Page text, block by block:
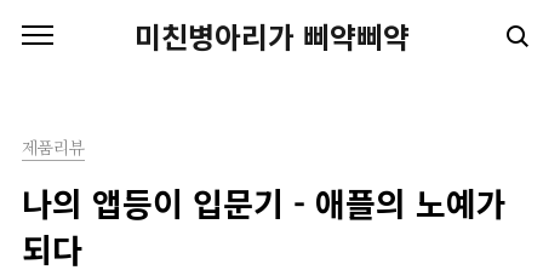
미친병아리가 삐약삐약
제품리뷰
나의 앱등이 입문기 - 애플의 노예가
되다